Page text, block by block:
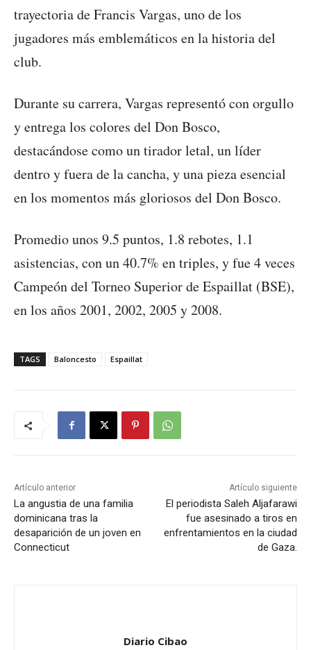
trayectoria de Francis Vargas, uno de los
jugadores más emblemáticos en la historia del
club.
Durante su carrera, Vargas representó con orgullo
y entrega los colores del Don Bosco,
destacándose como un tirador letal, un líder
dentro y fuera de la cancha, y una pieza esencial
en los momentos más gloriosos del Don Bosco.
Promedio unos 9.5 puntos, 1.8 rebotes, 1.1
asistencias, con un 40.7% en triples, y fue 4 veces
Campeón del Torneo Superior de Espaillat (BSE),
en los años 2001, 2002, 2005 y 2008.
TAGS Baloncesto Espaillat
Artículo anterior
La angustia de una familia
dominicana tras la
desaparición de un joven en
Connecticut
Artículo siguiente
El periodista Saleh Aljafarawi
fue asesinado a tiros en
enfrentamientos en la ciudad
de Gaza.
Diario Cibao